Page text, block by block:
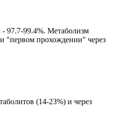
97.7-99.4%. Метаболизм
"первом прохождении" через
(14-23%) и через